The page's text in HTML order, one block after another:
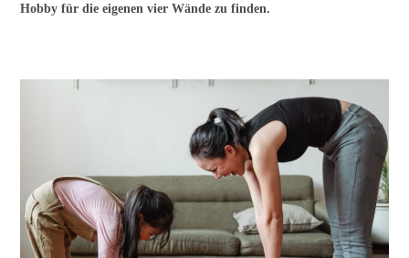
Hobby für die eigenen vier Wände zu finden.